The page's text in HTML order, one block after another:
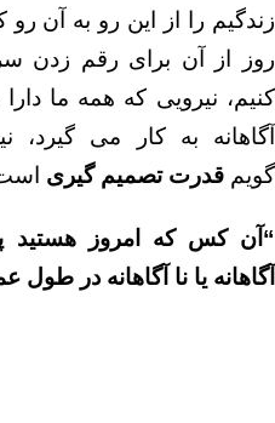
زندگیم را از این رو به آن رو
روز از آن برای رقم زدن
کنیم، نیرویی که همه ما
آگاهانه به کار می
گویم قدرت تصمیم گیری
“آن کس که امروز هستید
آگاهانه یا نا آگاهانه در